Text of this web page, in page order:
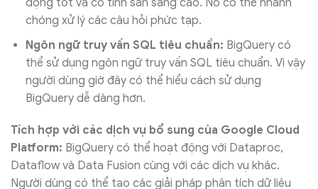
chóng xử lý các câu hỏi phức tạp.
Ngôn ngữ truy vấn SQL tiêu chuẩn: BigQuery có
thể sử dụng ngôn ngữ truy vấn SQL tiêu chuẩn. Vì vậy
người dùng giờ đây có thể hiểu cách sử dụng
BigQuery dễ dàng hơn.
Tích hợp với các dịch vụ bổ sung của Google Cloud
Platform: BigQuery có thể hoạt động với Dataproc,
Dataflow và Data Fusion cùng với các dịch vụ khác.
Người dùng có thể tạo các giải pháp phân tích dữ liệu